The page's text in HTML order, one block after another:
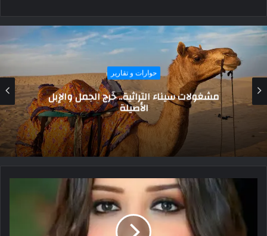
حوارات و تقارير
مشغولات سيناء التراثية.. خُرج الجمل والإبل
الأصيلة